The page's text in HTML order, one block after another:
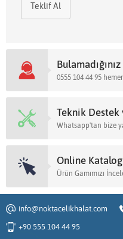
Teklif Al
0555 104 44 95
Teknik Destek
Whatsapp'tan bize
Online Katalog
Ürün Gamımızı
info@noktacelikhalat.com
+90 555 104 44 95